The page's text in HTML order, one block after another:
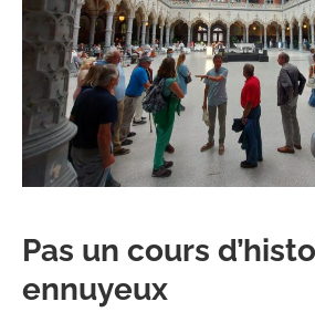
Pas un cours
ennuyeux